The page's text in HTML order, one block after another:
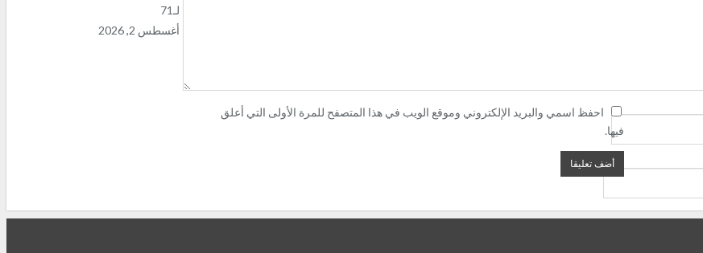
احفظ اسمي والبريد الإلكتروني وموقع الويب في هذا المتصفح للمرة الأولى التي أعلق
فيها.
لـ71
أغسطس 2, 2026